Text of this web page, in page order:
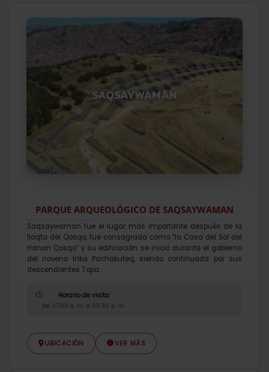
SAQSAYWAMAN
PARQUE ARQUEOLÓGICO DE SAQSAYWAMAN
Saqsaywaman fue el lugar más importante después de la
llaqta del Qosqo, fue consagrada como “la Casa del Sol del
Hanan Qosqo” y su edificación se inició durante el gobierno
del noveno Inka Pachakuteq, siendo continuada por sus
descendientes Topa...
Horario de visita
De 07:00 a. m. a 05:30 p. m.
UBICACIÓN VER MÁS